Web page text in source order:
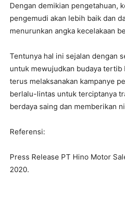
Dengan demikian pengetahuan,
pengemudi akan lebih baik dan
menurunkan angka kecelakaan
Tentunya hal ini sejalan dengan
untuk mewujudkan budaya
terus melaksanakan kampanye
berlalu-lintas untuk terciptanya
berdaya saing dan memberikan
Referensi:
Press Release PT Hino Motor
2020.